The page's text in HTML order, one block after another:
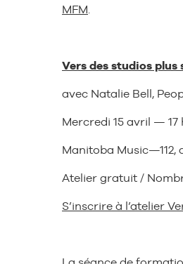
MFM.
Vers des studios
avec Natalie Bell,
Mercredi 15 avril — 17
Manitoba Music—112,
Atelier gratuit /
S’inscrire à l’atelier